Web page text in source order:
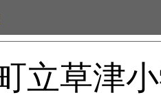
立草津